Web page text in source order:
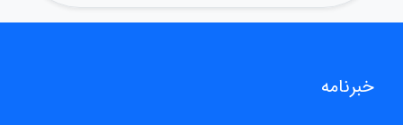
خبرنامه